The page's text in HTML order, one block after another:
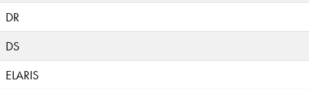
DR
DS
ELARIS